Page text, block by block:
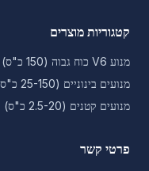
קטגוריות מוצרים
מנוע V6 כוח גבוה (150 כ"ס)
מנועים בינוניים (25-150 כ"ס)
מנועים קטנים (2.5-20 כ"ס)
פרטי קשר